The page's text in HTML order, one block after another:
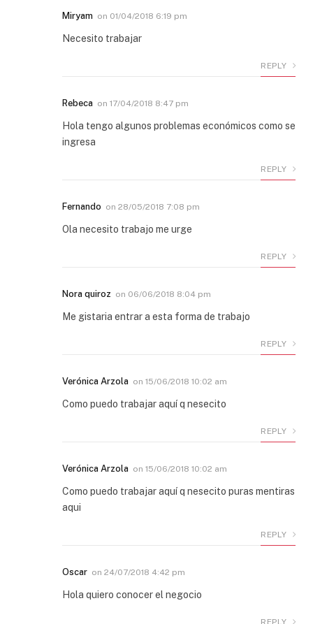
Miryam on 01/04/2018 6:19 pm
Necesito trabajar
REPLY
Rebeca on 17/04/2018 8:47 pm
Hola tengo algunos problemas económicos como se
ingresa
REPLY
Fernando on 28/05/2018 7:08 pm
Ola necesito trabajo me urge
REPLY
Nora quiroz on 06/06/2018 8:04 pm
Me gistaria entrar a esta forma de trabajo
REPLY
Verónica Arzola on 15/06/2018 10:02 am
Como puedo trabajar aquí q nesecito
REPLY
Verónica Arzola on 15/06/2018 10:02 am
Como puedo trabajar aquí q nesecito puras mentiras
aqui
REPLY
Oscar on 24/07/2018 4:42 pm
Hola quiero conocer el negocio
REPLY